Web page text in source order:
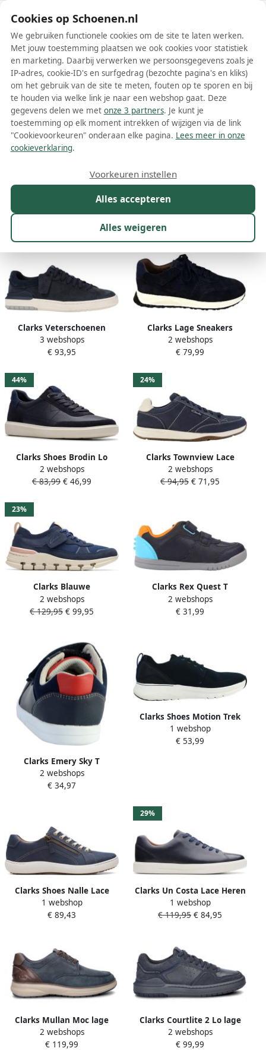
Schoenen.nl
Wis filters Alle filters
Blauwe Clarks lage sneakers
Meer lezen
Kleur 1
22 resultaten:
Clarks Veterschoenen
Courtlite2 Run
vrijetijdsschoen comfort
3 webshops
€ 93,95
Clarks Lage Sneakers
Radwell Tie
2 webshops
€ 79,99
44%
Clarks Shoes Brodin Lo
Schoenen Man
2 webshops
€ 83,99 € 46,99
24%
Clarks Townview Lace
heren sneaker Blauw
2 webshops
€ 94,95 € 71,95
23%
Clarks Blauwe
Damessneakers Nature X
Cove Blue Dames
2 webshops
€ 129,95 € 99,95
Clarks Rex Quest T
kinderschoenen
2 webshops
€ 31,99
Clarks Emery Sky T
kinderschoenen
2 webshops
€ 34,97
Clarks Shoes Motion Trek
Mx Schoenen Blauw Man
1 webshop
€ 53,99
Clarks Shoes Nalle Lace
Schoenen Blauw Vrouw
1 webshop
€ 89,43
29%
Clarks Un Costa Lace Heren
Veterschoenen Navy
Leather
1 webshop
€ 119,95 € 84,95
Clarks Mullan Moc lage
sneakers
2 webshops
€ 119,99
Clarks Courtlite 2 Lo lage
sneakers
2 webshops
€ 99,99
Cookies op Schoenen.nl
We gebruiken functionele cookies om de site te laten werken.
Met jouw toestemming plaatsen we ook cookies voor statistiek
en marketing. Daarbij verwerken we persoonsgegevens zoals je
IP-adres, cookie-ID's en surfgedrag (bezochte pagina's en kliks)
om het gebruik van de site te meten, fouten op te sporen en bij
te houden via welke link je naar een webshop gaat. Deze
gegevens delen we met onze 3 partners. Je kunt je
toestemming op elk moment intrekken of wijzigen via de link
"Cookievoorkeuren" onderaan elke pagina. Lees meer in onze
cookieverklaring.
Alles accepteren
Alles weigeren
Voorkeuren instellen